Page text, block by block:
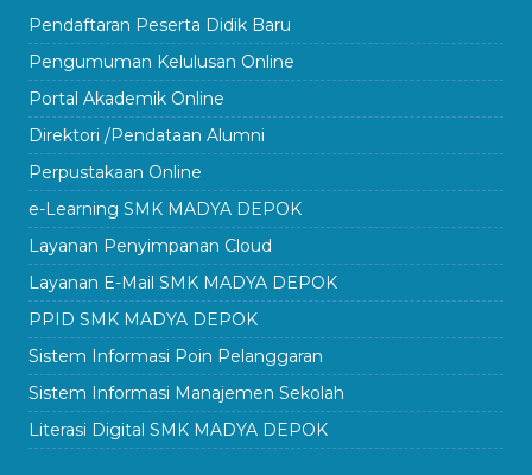
Pendaftaran Peserta Didik Baru
Pengumuman Kelulusan Online
Portal Akademik Online
Direktori /Pendataan Alumni
Perpustakaan Online
e-Learning SMK MADYA DEPOK
Layanan Penyimpanan Cloud
Layanan E-Mail SMK MADYA DEPOK
PPID SMK MADYA DEPOK
Sistem Informasi Poin Pelanggaran
Sistem Informasi Manajemen Sekolah
Literasi Digital SMK MADYA DEPOK